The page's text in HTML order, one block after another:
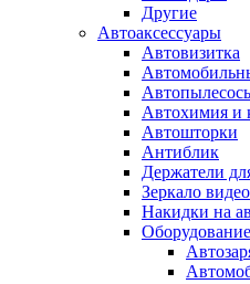
Другие
Автоаксессуары
Автовизитка
Автохимия и
Автошторки
Антиблик
Держатели
Зеркало
Накидки на